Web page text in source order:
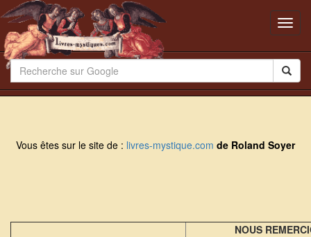
Vous êtes sur le site de : livres-mystique.com de Roland Soyer
NOUS